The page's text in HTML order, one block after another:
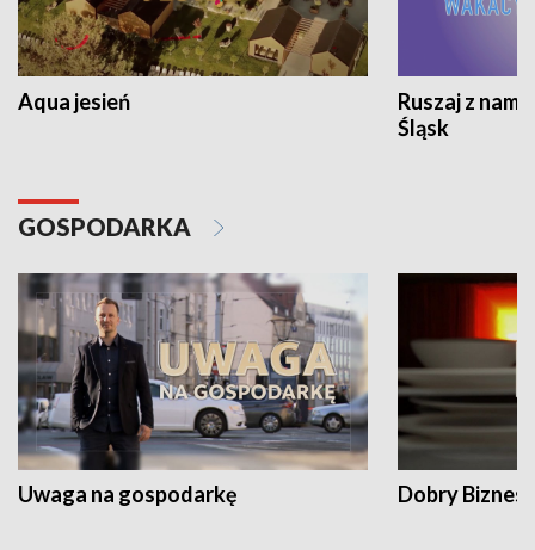
Aqua jesień
Ruszaj z
Śląsk
GOSPODARKA
Uwaga na gospodarkę Dobry Biznes